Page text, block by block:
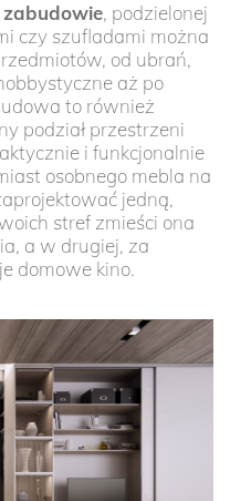
, podzielonej
czy szufladami można
od ubrań,
aż po
to również
podział przestrzeni
i funkcjonalnie
osobnego mebla na
jedną,
stref zmieści ona
a w drugiej, za
domowe kino.